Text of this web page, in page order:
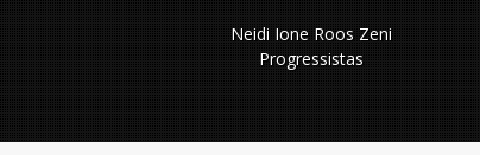
Neidi Ione Roos Zeni
Progressistas